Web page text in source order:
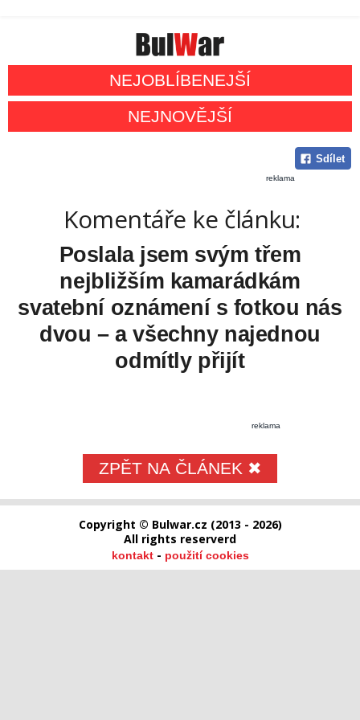
NEJOBLÍBENEJŠÍ
NEJNOVĚJŠÍ
Sdílet
reklama
Komentáře ke článku:
Poslala jsem svým třem
nejbližším kamarádkám
svatební oznámení s fotkou nás
dvou – a všechny najednou
odmítly přijít
reklama
ZPĚT NA ČLÁNEK ✖
Copyright © Bulwar.cz (2013 - 2026)
All rights reserverd
kontakt- použití cookies